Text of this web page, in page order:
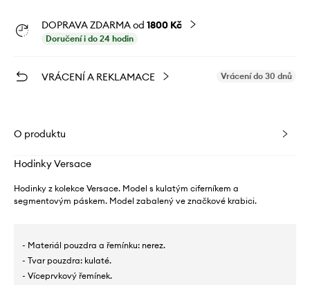
DOPRAVA ZDARMA od 1800 Kč
Doručení i do 24 hodin
VRÁCENÍ A REKLAMACE Vrácení do 30 dnů
O produktu
Hodinky Versace
Hodinky z kolekce Versace. Model s kulatým ciferníkem a
segmentovým páskem. Model zabalený ve značkové krabici.
- Materiál pouzdra a řemínku: nerez.
- Tvar pouzdra: kulaté.
- Víceprvkový řemínek.